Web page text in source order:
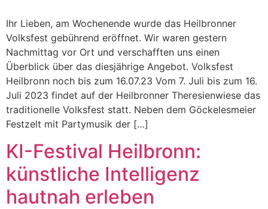
Ihr Lieben, am Wochenende wurde das Heilbronner
Volksfest gebührend eröffnet. Wir waren gestern
Nachmittag vor Ort und verschafften uns einen
Überblick über das diesjährige Angebot. Volksfest
Heilbronn noch bis zum 16.07.23 Vom 7. Juli bis zum 16.
Juli 2023 findet auf der Heilbronner Theresienwiese das
traditionelle Volksfest statt. Neben dem Göckelesmeier
Festzelt mit Partymusik der […]
KI-Festival Heilbronn:
künstliche Intelligenz
hautnah erleben